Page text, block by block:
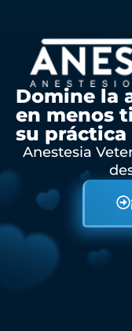
Domine la
en menos
su
Anestesia